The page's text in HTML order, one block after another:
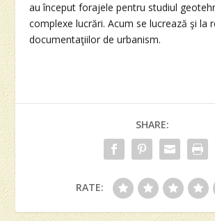
au început forajele pentru studiul
complexe lucrări. Acum se lucrează şi la
documentaţiilor de urbanism.
SHARE:
RATE: